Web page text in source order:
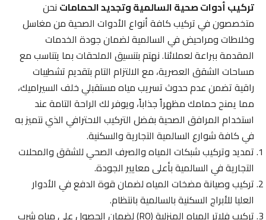
تركيب أدوات صحية السالمية وتجديد الحماماتنحن
متخصصون في تركيب كافة أنواع الأدوات الصحية من مغاسل
وخلاطات ومراحيض في السالمية لضمان جودة الخدمات
المقدمة ببراعة لعملائنا. نهتم بتنسيق الملحقات بما يتناسب مع
مساحات الشقق العصرية، مع الالتزام التام بتقديم تشطيبات
راقية تضمن عدم حدوث تسريب مياه مستقبلي خلف السيراميك،
مما يمنح حمامك مظهراً جذاباً، ويوفر لك الراحة التامة عند
استخدام المرافق الصحية بفضل التركيب الاحترافي الذي نتميز به
في كافة شوارع السالمية التجارية والسكنية.
تمديد وتركيب شبكات المياه والصرف الصحي للشقق والمحلات
التجارية في السالمية بأعلى معايير الجودة.
تركيب وصيانة مضخات المياه لضمان قوة الدفع في الأدوار
العليا للأبراج السكنية بالسالمية بانتظام.
تركيب فلاتر المياه المنزلية (RO) لضمان الحصول على مياه شرب